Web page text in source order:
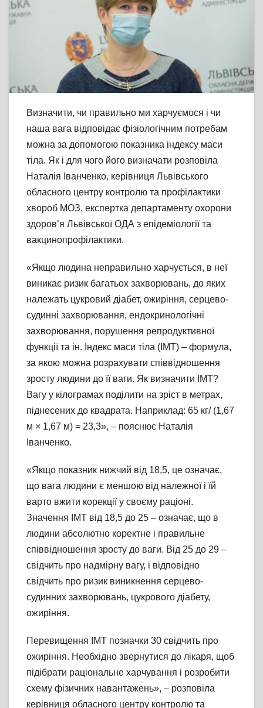
Визначити, чи правильно ми харчуємося і чи
наша вага відповідає фізіологічним потребам
можна за допомогою показника індексу маси
тіла. Як і для чого його визначати розповіла
Наталія Іванченко, керівниця Львівського
обласного центру контролю та профілактики
хвороб МОЗ, експертка департаменту охорони
здоров’я Львівської ОДА з епідеміології та
вакцинопрофілактики.
«Якщо людина неправильно харчується, в неї
виникає ризик багатьох захворювань, до яких
належать цукровий діабет, ожиріння, серцево-
судинні захворювання, ендокринологічні
захворювання, порушення репродуктивної
функції та ін. Індекс маси тіла (ІМТ) – формула,
за якою можна розрахувати співвідношення
зросту людини до її ваги. Як визначити ІМТ?
Вагу у кілограмах поділити на зріст в метрах,
піднесених до квадрата. Наприклад: 65 кг/ (1,67
м × 1,67 м) = 23,3», – пояснює Наталія
Іванченко.
«Якщо показник нижчий від 18,5, це означає,
що вага людини є меншою від належної і їй
варто вжити корекції у своєму раціоні.
Значення ІМТ від 18,5 до 25 – означає, що в
людини абсолютно коректне і правильне
співвідношення зросту до ваги. Від 25 до 29 –
свідчить про надмірну вагу, і відповідно
свідчить про ризик виникнення серцево-
судинних захворювань, цукрового діабету,
ожиріння.
Перевищення ІМТ позначки 30 свідчить про
ожиріння. Необхідно звернутися до лікаря, щоб
підібрати раціональне харчування і розробити
схему фізичних навантажень», – розповіла
керівниця обласного центру контролю та